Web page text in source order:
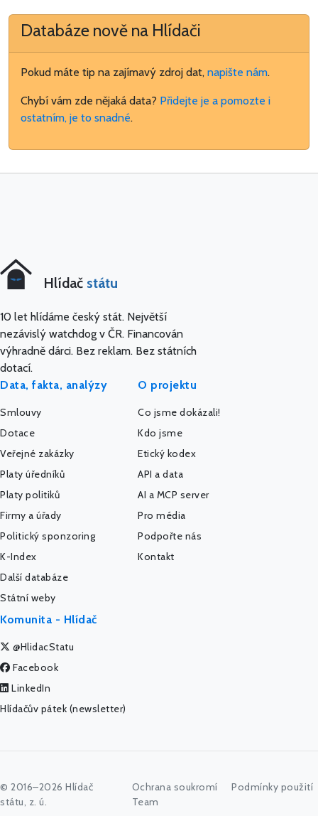
Databáze nově na Hlídači
Pokud máte tip na zajímavý zdroj dat, napište nám.
Chybí vám zde nějaká data? Přidejte je a pomozte i
ostatním, je to snadné.
Hlídač státu
10 let hlídáme český stát. Největší
nezávislý watchdog v ČR. Financován
výhradně dárci. Bez reklam. Bez státních
dotací.
Data, fakta, analýzy
Smlouvy
Dotace
Veřejné zakázky
Platy úředníků
Platy politiků
Firmy a úřady
Politický sponzoring
K-Index
Další databáze
Státní weby
O projektu
Co jsme dokázali!
Kdo jsme
Etický kodex
API a data
AI a MCP server
Pro média
Podpořte nás
Kontakt
Komunita - Hlídač
@HlidacStatu
Facebook
LinkedIn
Hlídačův pátek (newsletter)
© 2016–2026 Hlídač
státu, z. ú.
Ochrana soukromí
Podmínky použití
Team